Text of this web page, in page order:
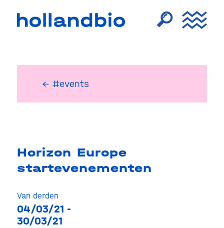
← #events
Horizon Europe
startevenementen
Van derden
04/03/21 -
30/03/21